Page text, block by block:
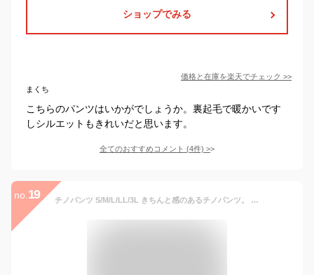
ショップでみる
価格と在庫を楽天でチェック >>
まくち
こちらのパンツはいかがでしょうか。裏起毛で暖かいです
しシルエットもきれいだと思います。
全てのおすすめコメント (4件) >
no. 19 チノパンツ S/M/L/LL/3L きちんと感のあるチノパンツ。 レディース ボトムス パンツ ズボン ロングパンツ テーパードパンツ チノパン 綿混 大きいサイズ ゆったり 秋 ◆zootie（ズーティー）：ジェネラルチノ テーパードパンツ